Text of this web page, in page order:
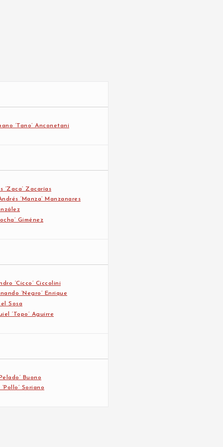
‘Tano’ Anconetani
‘Zaca’ Zacarías
‘Manza’ Manzanares
Giménez
‘Cicco’ Ciccolini
‘Negro’ Enrique
Sosa
‘Topo’ Aguirre
Buono
Soriano